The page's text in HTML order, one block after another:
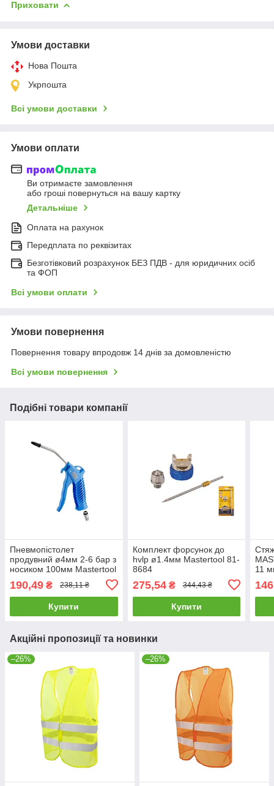
Приховати
Умови доставки
Нова Пошта
Укрпошта
Всі умови доставки
Умови оплати
Ви отримаєте замовлення
або гроші повернуться на вашу картку
Детальніше
Оплата на рахунок
Передплата по реквізитах
Безготівковий розрахунок БЕЗ ПДВ - для юридичних осіб
та ФОП
Всі умови оплати
Умови повернення
Повернення товару впродовж 14 днів за домовленістю
Всі умови повернення
Подібні товари компанії
Пневмопістолет
продувний ø4мм 2-6 бар з
носиком 100мм Mastertool
190,49 ₴ 238,11 ₴
Купити
Комплект форсунок до
hvlp ø1.4мм Mastertool 81-
8684
275,54₴ 344,43 ₴
Купити
11
Акційні пропозиції та новинки
–26% –26%